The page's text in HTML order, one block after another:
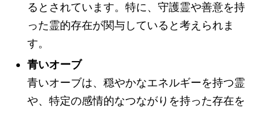
るとされています。特に、守護霊や善意を持
った霊的存在が関与していると考えられま
す。
青いオーブ
青いオーブは、穏やかなエネルギーを持つ霊
や、特定の感情的なつながりを持った存在を